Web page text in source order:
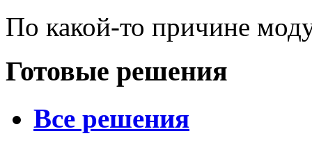
По какой-то причине
Готовые решения
Все решения